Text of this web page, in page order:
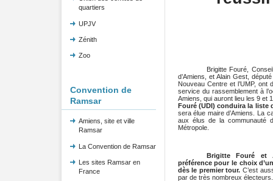
quartiers
UPJV
Zénith
Zoo
Convention de
Ramsar
Amiens, site et ville
Ramsar
La Convention de Ramsar
Les sites Ramsar en
France
Brigitte Fouré,
d’Amiens, et Alain Gest,
Nouveau Centre et l’UMP,
service du rassemblement à
Amiens, qui auront lieu les 9 et
Fouré (UDI) conduira la liste
sera élue maire d’Amiens. La
aux élus de la communauté
Métropole.
Brigitte Fouré et
préférence pour le choix
dès le premier tour. C’est
par de très nombreux électeurs.